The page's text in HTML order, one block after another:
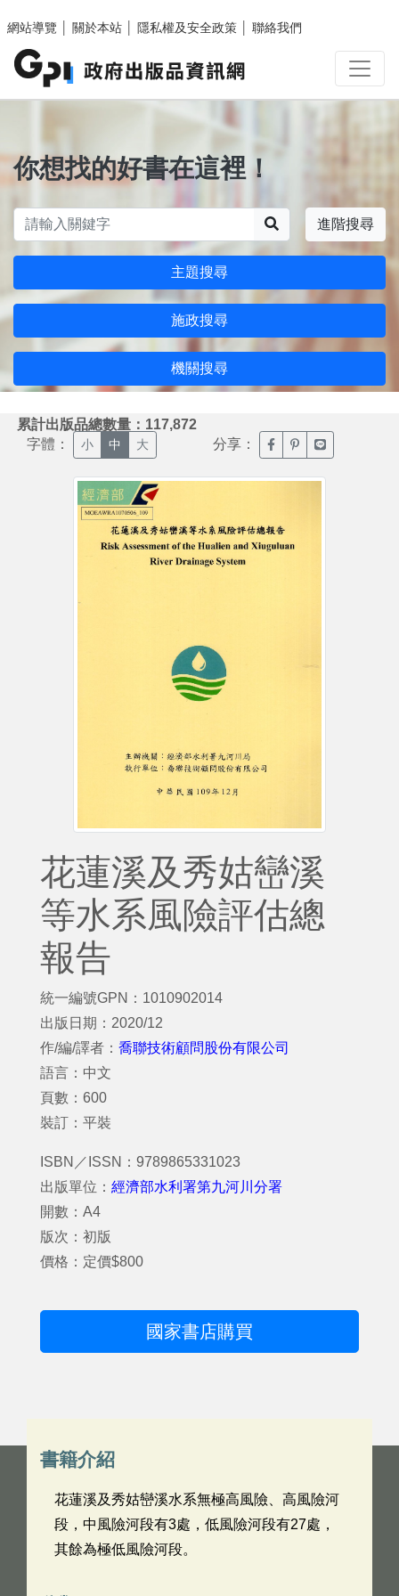
網站導覽
關於本站 隱私權及安全政策 聯絡我們
你想找的好書在這裡！
進階搜尋
主題搜尋
施政搜尋
機關搜尋
累計出版品總數量：117,872
字體： 小 中 大 分享： 臉書分享(另開新視窗)
噗浪分享(另開新
Line分享(另
花蓮溪及秀姑巒溪
等水系風險評估總
報告
統一編號GPN：1010902014
出版日期：2020/12
作/編/譯者： 喬聯技術顧問股份有限公司
語言：中文
頁數：600
裝訂：平裝
ISBN／ISSN：9789865331023
出版單位： 經濟部水利署第九河川分署
開數：A4
版次：初版
價格：定價$800
國家書店購買
書籍介紹
花蓮溪及秀姑巒溪水系無極高風險、高風險河
段，中風險河段有3處，低風險河段有27處，
其餘為極低風險河段。